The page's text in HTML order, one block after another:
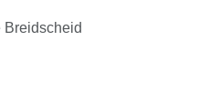
Breidscheid